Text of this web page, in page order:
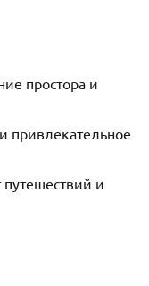
простора и
привлекательное
и